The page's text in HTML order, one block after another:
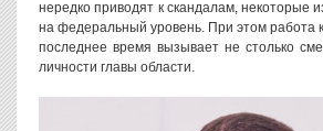
нередко приводят к скандалам, некоторые
на федеральный уровень. При этом работа
последнее время вызывает не столько
личности главы области.